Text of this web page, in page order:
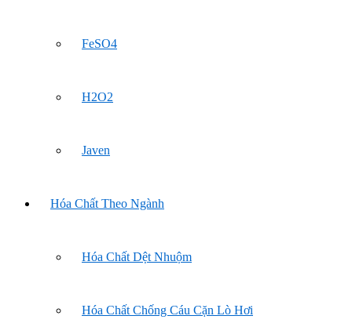
FeSO4
H2O2
Javen
Hóa Chất Theo Ngành
Hóa Chất Dệt Nhuộm
Hóa Chất Chống Cáu Cặn Lò Hơi